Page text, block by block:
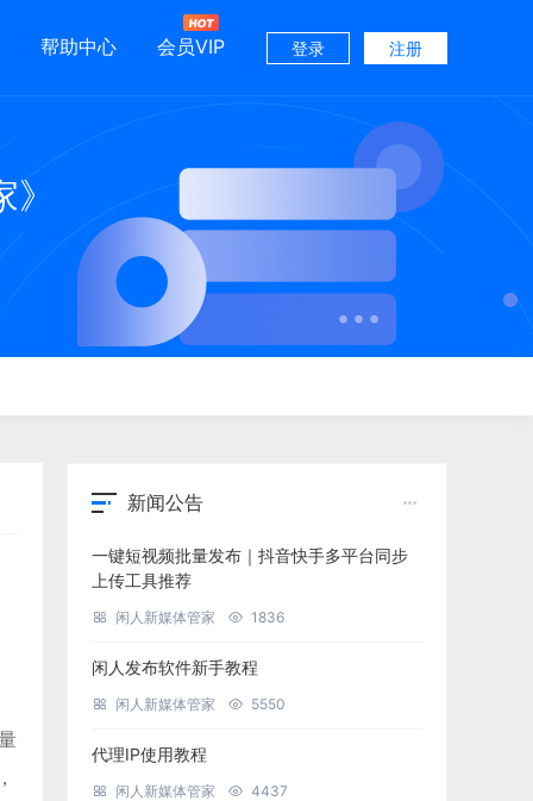
帮助中心 会员VIP 登录 注册
新闻公告
一键短视频批量发布｜抖音快手多平台同步
上传工具推荐
闲人新媒体管家 1836
闲人发布软件新手教程
闲人新媒体管家 5550
代理IP使用教程
闲人新媒体管家 4437